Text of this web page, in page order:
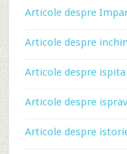
Articole despre
Articole despre
Articole despre
Articole despre
Articole despre